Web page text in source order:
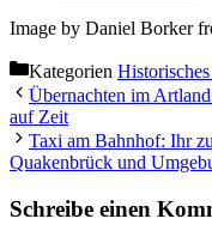
Image by Daniel Borker
Kategorien
Übernachten im
auf Zeit
Taxi am Bahnhof: Ihr
Quakenbrück und
Schreibe einen